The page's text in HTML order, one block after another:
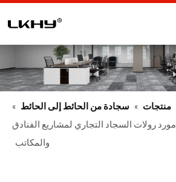
منتجات » سجادة من الحائط إلى الحائط »
مورد رولات السجاد التجاري لمشاريع الفنادق
والمكاتب